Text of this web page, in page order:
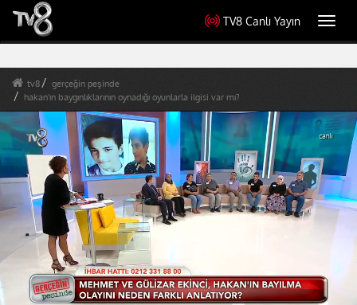
TV8 Canlı Yayın
tv8
gerçeğin peşinde
hakan'ın baygınlıklarının oynadığı oyunlarla ilgisi var mı?